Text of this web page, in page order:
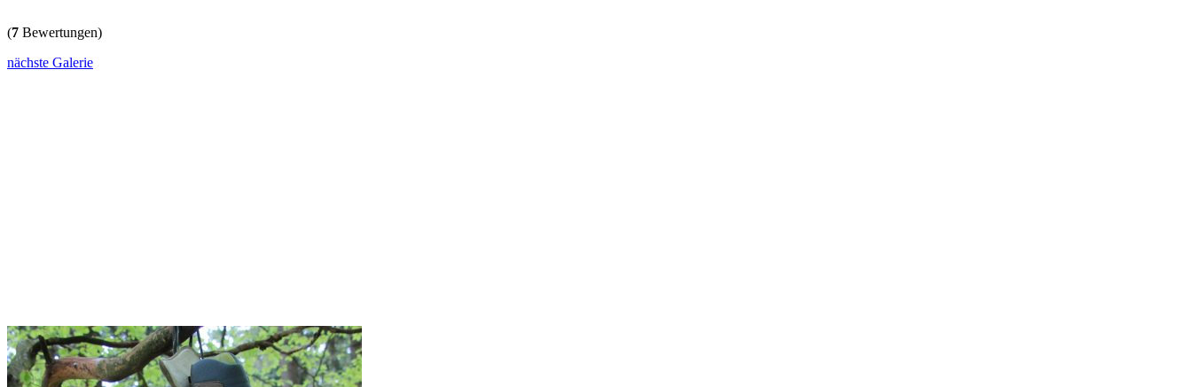
(7 Bewertungen)
nächste Galerie